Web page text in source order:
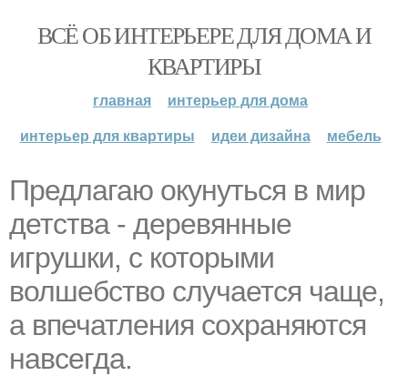
ВСЁ ОБ ИНТЕРЬЕРЕ ДЛЯ ДОМА И
КВАРТИРЫ
главная
интерьер для дома
интерьер для квартиры
идеи дизайна мебель
Предлагаю окунуться в мир
детства - деревянные
игрушки, с которыми
волшебство случается чаще,
а впечатления сохраняются
навсегда.